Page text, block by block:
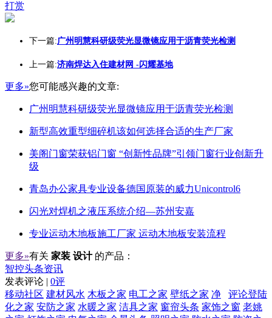
打赏
下一篇:广州明慧科研级荧光显微镜应用于沥青荧光检测
上一篇:济南焊达入住建材网 -闪耀基地
更多»您可能感兴趣的文章:
广州明慧科研级荧光显微镜应用于沥青荧光检测
新型高效重型细碎机该如何选择合适的生产厂家
美阁门窗荣获铝门窗 “创新性品牌”引领门窗行业创新升
级
青岛办公家具专业设备德国原装的威力Unicontrol6
闪光对焊机之液压系统介绍—苏州安嘉
专业运动木地板施工厂家 运动木地板安装流程
更多»有关 家装 设计 的产品：
智控头条资讯
发表评论 | 0评
评论登陆
移动社区 建材风水 木板之家 电工之家 壁纸之家 净
化之家 安防之家 水暖之家 洁具之家 窗帘头条 家饰之窗 老姚